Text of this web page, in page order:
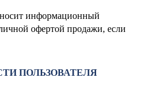
информационный
офертой продажи, если
ПОЛЬЗОВАТЕЛЯ